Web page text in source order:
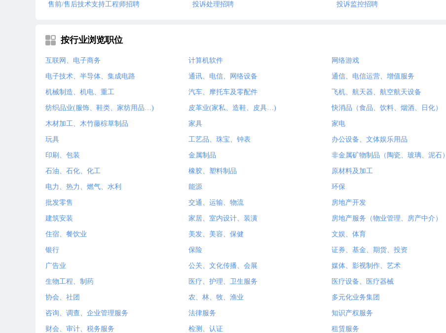
售前/售后技术支持工程师招聘 投诉处理招聘 投诉监控招聘
按行业浏览职位
互联网、电子商务 计算机软件 网络游戏
电子技术、半导体、集成电路 通讯、电信、网络设备 通信、电信运营、增值服务
机械制造、机电、重工 汽车、摩托车及零配件 飞机、航天器、航空航天设备
纺织品业(服饰、鞋类、家纺用品…) 皮革业(家私、造鞋、皮具…) 快消品（食品、饮料、烟酒、日化）
木材加工、木竹藤棕草制品 家具 家电
玩具 工艺品、珠宝、钟表 办公设备、文体娱乐用品
印刷、包装 金属制品 非金属矿物制品（陶瓷、玻璃、泥石）
石油、石化、化工 橡胶、塑料制品 原材料及加工
电力、热力、燃气、水利 能源 环保
批发零售 交通、运输、物流 房地产开发
建筑安装 家居、室内设计、装潢 房地产服务（物业管理、房产中介）
住宿、餐饮业 美发、美容、保健 文娱、体育
银行 保险 证券、基金、期货、投资
广告业 公关、文化传播、会展 媒体、影视制作、艺术
生物工程、制药 医疗、护理、卫生服务 医疗设备、医疗器械
协会、社团 农、林、牧、渔业 多元化业务集团
咨询、调查、企业管理服务 法律服务 知识产权服务
财会、审计、税务服务 检测、认证 租赁服务